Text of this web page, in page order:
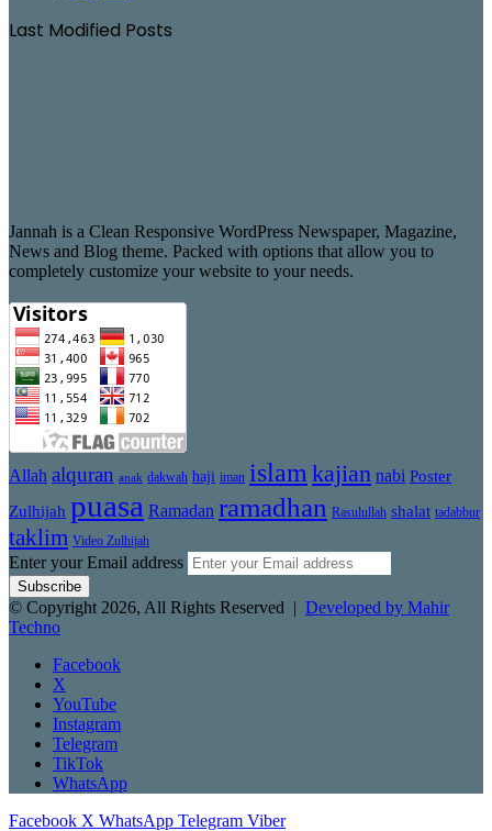
Last Modified Posts
Jannah is a Clean Responsive WordPress Newspaper, Magazine,
News and Blog theme. Packed with options that allow you to
completely customize your website to your needs.
Allah alquran anak dakwah haji iman islam kajian nabi Poster
Zulhijah puasa Ramadan ramadhan Rasulullah shalat tadabbur
taklim Video Zulhijah
Enter your Email address
© Copyright 2026, All Rights Reserved | Developed by Mahir
Techno
Facebook
X
YouTube
Instagram
Telegram
TikTok
WhatsApp
Facebook X WhatsApp Telegram Viber